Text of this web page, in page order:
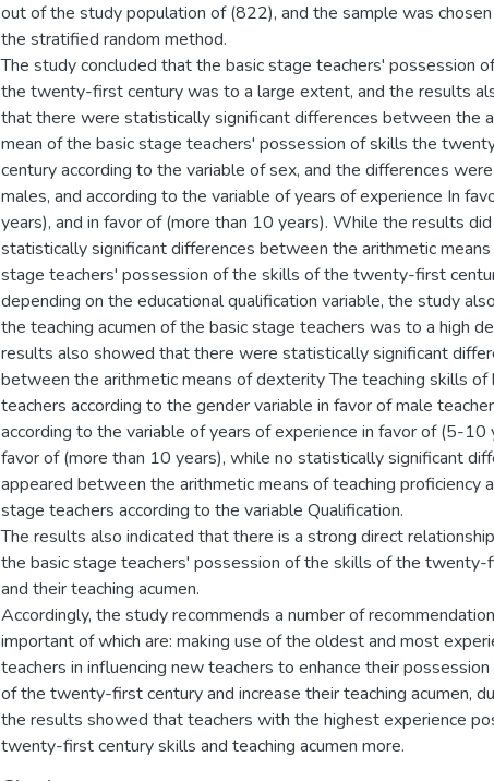
out of the study population of (822), and the sample was
the stratified random method.
The study concluded that the basic stage teachers' possession
the twenty-first century was to a large extent, and the results
that there were statistically significant differences between the
mean of the basic stage teachers' possession of skills the
century according to the variable of sex, and the differences
males, and according to the variable of years of experience In
years), and in favor of (more than 10 years). While the results
statistically significant differences between the arithmetic
stage teachers' possession of the skills of the twenty-first
depending on the educational qualification variable, the study
the teaching acumen of the basic stage teachers was to a high
results also showed that there were statistically significant
between the arithmetic means of dexterity The teaching skills of
teachers according to the gender variable in favor of male
according to the variable of years of experience in favor of (5-10
favor of (more than 10 years), while no statistically significant
appeared between the arithmetic means of teaching proficiency
stage teachers according to the variable Qualification.
The results also indicated that there is a strong direct
the basic stage teachers' possession of the skills of the twenty-
and their teaching acumen.
Accordingly, the study recommends a number of
important of which are: making use of the oldest and most
teachers in influencing new teachers to enhance their
of the twenty-first century and increase their teaching acumen,
the results showed that teachers with the highest experience
twenty-first century skills and teaching acumen more.